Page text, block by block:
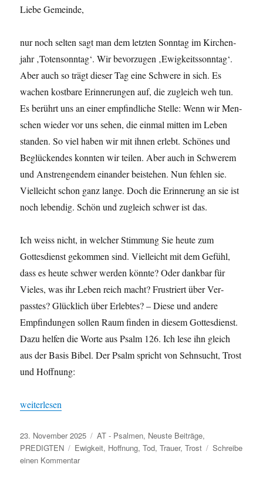
Liebe Gemeinde,
nur noch sel­ten sagt man dem let­zten Son­ntag im Kirchen­
jahr ‚Toten­son­ntag‘. Wir bevorzu­gen ‚Ewigkeitsson­ntag‘.
Aber auch so trägt dieser Tag eine Schwere in sich. Es
wachen kost­bare Erin­nerun­gen auf, die zugle­ich weh tun.
Es berührt uns an ein­er empfind­liche Stelle: Wenn wir Men­
schen wieder vor uns sehen, die ein­mal mit­ten im Leben
standen. So viel haben wir mit ihnen erlebt. Schönes und
Beglück­endes kon­nten wir teilen. Aber auch in Schw­erem
und Anstren­gen­dem einan­der beis­te­hen. Nun fehlen sie.
Vielle­icht schon ganz lange. Doch die Erin­nerung an sie ist
noch lebendig. Schön und zugle­ich schw­er ist das.
Ich weiss nicht, in welch­er Stim­mung Sie heute zum
Gottes­di­enst gekom­men sind. Vielle­icht mit dem Gefühl,
dass es heute schw­er wer­den kön­nte? Oder dankbar für
Vieles, was ihr Leben reich macht? Frus­tri­ert über Ver­
passtes? Glück­lich über Erlebtes? – Diese und andere
Empfind­un­gen sollen Raum find­en in diesem Gottes­di­enst.
Dazu helfen die Worte aus Psalm 126. Ich lese ihn gle­ich
aus der Basis Bibel. Der Psalm spricht von Sehn­sucht, Trost
und Hoffnung:
„Wenn es Gott zum Guten wen­det“
weit­er­lesen
Veröffentlicht
am
23. November 2025 Kategorien
AT - Psalmen, Neuste Beiträge,
PREDIGTEN
Schlagwörter
Ewigkeit, Hoffnung,Tod,Trauer,Trost
Schreibe
einen Kommentarzu